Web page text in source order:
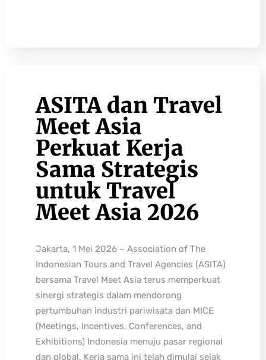
ASITA dan Travel
Meet Asia
Perkuat Kerja
Sama Strategis
untuk Travel
Meet Asia 2026
Jakarta, 1 Mei 2026 – Association of The
Indonesian Tours and Travel Agencies (ASITA)
bersama Travel Meet Asia terus memperkuat
sinergi strategis dalam mendorong
pertumbuhan industri pariwisata dan MICE
(Meetings, Incentives, Conferences, and
Exhibitions) Indonesia menuju pasar regional
dan global. Kerja sama ini telah dimulai sejak